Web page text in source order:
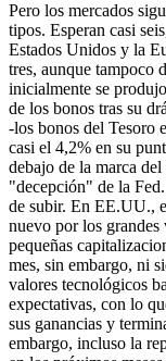
Pero los mercados
tipos. Esperan casi
Estados Unidos y la
tres, aunque tampoco
inicialmente se
de los bonos tras su
-los bonos del Tesoro
casi el 4,2% en su
debajo de la marca
"decepción" de la
de subir. En EE.UU.,
nuevo por los grandes
pequeñas
mes, sin embargo, ni
valores tecnológicos
expectativas, con lo
sus ganancias y
embargo, incluso la